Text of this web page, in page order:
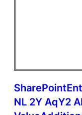
NL 2Y AqY2